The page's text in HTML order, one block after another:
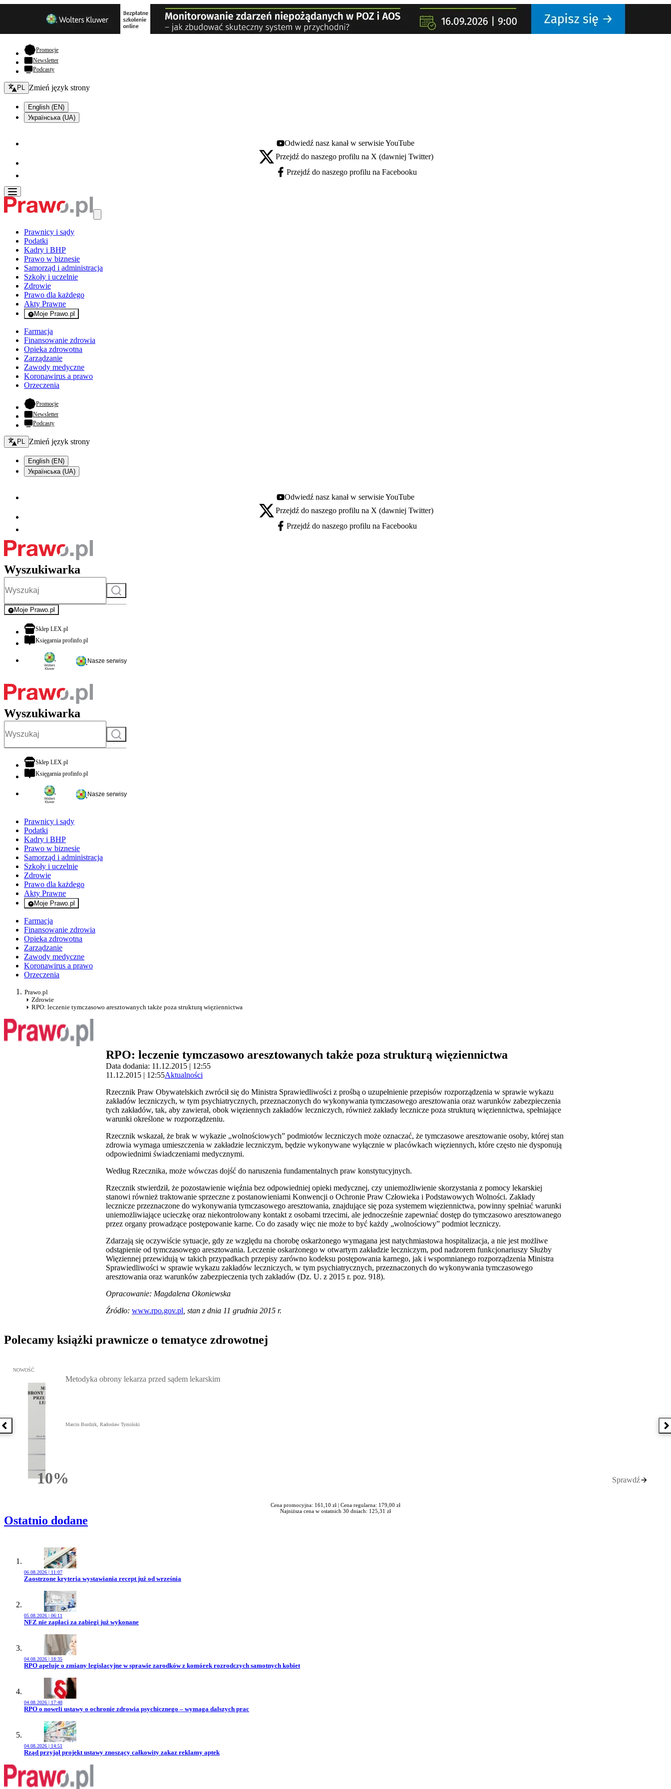
Promocje- otwiera się w nowej karcie
Newsletter
Podcasty
Zmień język - bieżący:
PL Zmień język strony
English (EN)
Українська (UA)
Youtube - otwiera się w nowej karcie
Odwiedź nasz kanał w serwisie YouTube
X - otwiera się w nowej karcie
Przejdź do naszego profilu na X (dawniej Twitter)
Facebook - otwiera się w nowej karcie
Przejdź do naszego profilu na Facebooku
Prawnicy i sądy
Podatki
Kadry i BHP
Prawo w biznesie
Samorząd i administracja
Szkoły i uczelnie
Zdrowie
Prawo dla każdego
Akty Prawne
Moje Prawo.pl
- rejestracja i logowanie do serwisu
Farmacja
Finansowanie zdrowia
Opieka zdrowotna
Zarządzanie
Zawody medyczne
Koronawirus a prawo
Orzeczenia
Promocje- otwiera się w nowej karcie
Newsletter
Podcasty
Zmień język - bieżący:
PL Zmień język strony
English (EN)
Українська (UA)
Youtube - otwiera się w nowej karcie
Odwiedź nasz kanał w serwisie YouTube
X - otwiera się w nowej karcie
Przejdź do naszego profilu na X (dawniej Twitter)
Facebook - otwiera się w nowej karcie
Przejdź do naszego profilu na Facebooku
Wyszukiwarka
Szukaj
Moje Prawo.pl
- rejestracja i logowanie do serwisu
Sklep LEX.plotwiera się w nowej karcie
Księgarnia profinfo.plotwiera się w nowej karcie
Nasze serwisy
Wyszukiwarka
Szukaj
Sklep LEX.plotwiera się w nowej karcie
Księgarnia profinfo.plotwiera się w nowej karcie
Nasze serwisy
Prawnicy i sądy
Podatki
Kadry i BHP
Prawo w biznesie
Samorząd i administracja
Szkoły i uczelnie
Zdrowie
Prawo dla każdego
Akty Prawne
Moje Prawo.pl
- rejestracja i logowanie do serwisu
Farmacja
Finansowanie zdrowia
Opieka zdrowotna
Zarządzanie
Zawody medyczne
Koronawirus a prawo
Orzeczenia
Prawo.pl
Zdrowie
RPO: leczenie tymczasowo aresztowanych także poza strukturą więziennictwa
RPO: leczenie tymczasowo aresztowanych także poza strukturą więziennictwa
Data dodania: 11.12.2015 | 12:55
11.12.2015 | 12:55Aktualności
Rzecznik Praw Obywatelskich zwrócił się do Ministra Sprawiedliwości z prośbą o uzupełnienie przepisów rozporządzenia w sprawie wykazu
zakładów leczniczych, w tym psychiatrycznych, przeznaczonych do wykonywania tymczasowego aresztowania oraz warunków zabezpieczenia
tych zakładów, tak, aby zawierał, obok więziennych zakładów leczniczych, również zakłady lecznicze poza strukturą więziennictwa, spełniające
warunki określone w rozporządzeniu.
Rzecznik wskazał, że brak w wykazie „wolnościowych” podmiotów leczniczych może oznaczać, że tymczasowe aresztowanie osoby, której stan
zdrowia wymaga umieszczenia w zakładzie leczniczym, będzie wykonywane wyłącznie w placówkach więziennych, które często nie dysponują
odpowiednimi świadczeniami medycznymi.
Według Rzecznika, może wówczas dojść do naruszenia fundamentalnych praw konstytucyjnych.
Rzecznik stwierdził, że pozostawienie więźnia bez odpowiedniej opieki medycznej, czy uniemożliwienie skorzystania z pomocy lekarskiej
stanowi również traktowanie sprzeczne z postanowieniami Konwencji o Ochronie Praw Człowieka i Podstawowych Wolności. Zakłady
lecznicze przeznaczone do wykonywania tymczasowego aresztowania, znajdujące się poza systemem więziennictwa, powinny spełniać warunki
uniemożliwiające ucieczkę oraz niekontrolowany kontakt z osobami trzecimi, ale jednocześnie zapewniać dostęp do tymczasowo aresztowanego
przez organy prowadzące postępowanie karne. Co do zasady więc nie może to być każdy „wolnościowy” podmiot leczniczy.
Zdarzają się oczywiście sytuacje, gdy ze względu na chorobę oskarżonego wymagana jest natychmiastowa hospitalizacja, a nie jest możliwe
odstąpienie od tymczasowego aresztowania. Leczenie oskarżonego w otwartym zakładzie leczniczym, pod nadzorem funkcjonariuszy Służby
Więziennej przewidują w takich przypadkach przepisy zarówno kodeksu postępowania karnego, jak i wspomnianego rozporządzenia Ministra
Sprawiedliwości w sprawie wykazu zakładów leczniczych, w tym psychiatrycznych, przeznaczonych do wykonywania tymczasowego
aresztowania oraz warunków zabezpieczenia tych zakładów (Dz. U. z 2015 r. poz. 918).
Opracowanie: Magdalena Okoniewska
Źródło: www.rpo.gov.pl, stan z dnia 11 grudnia 2015 r.
Polecamy książki prawnicze o tematyce zdrowotnej
Poprzednia książka
Przejdź do: Metodyka obrony lekarza przed sądem lekarskim, Marcin Burdzik, Radosław Tymiński - otwiera się w nowym oknie
NOWOŚĆ
10%Rabatu
Metodyka obrony lekarza przed sądem lekarskim
Marcin Burdzik, Radosław Tymiński
Sprawdź
Cena promocyjna: 161,10 zł | Cena regularna: 179,00 zł
Najniższa cena w ostatnich 30 dniach: 125,31 zł
Ostatnio dodane
06.08.2026 | 11:07
Przejdź do artykułu:
Zaostrzone kryteria wystawiania recept już od września
05.08.2026 | 06:11
Przejdź do artykułu:
NFZ nie zapłaci za zabiegi już wykonane
04.08.2026 | 18:35
Przejdź do artykułu:
RPO apeluje o zmiany legislacyjne w sprawie zarodków z komórek rozrodczych samotnych kobiet
04.08.2026 | 17:48
Przejdź do artykułu:
RPO o noweli ustawy o ochronie zdrowia psychicznego – wymaga dalszych prac
04.08.2026 | 14:51
Przejdź do artykułu:
Rząd przyjął projekt ustawy znoszący całkowity zakaz reklamy aptek